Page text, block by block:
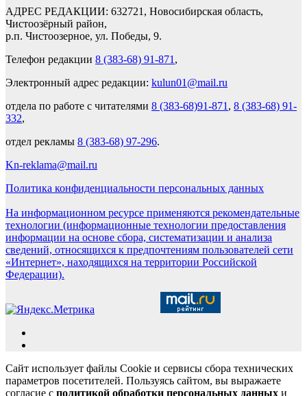
АДРЕС РЕДАКЦИИ: 632721, Новосибирская область,
Чистоозёрный район,
р.п. Чистоозерное, ул. Победы, 9.
Телефон редакции 8 (383-68) 91-871 ,
Электронный адрес редакции: kulun01@mail.ru
отдела по работе с читателями 8 (383-68)91-871 , 8 (383-68) 91-
332,
отдел рекламы 8 (383-68) 97-296.
Kn-reklama@mail.ru
Политика конфиденциальности персональных данных
На информационном ресурсе применяются рекомендательные
технологии (информационные технологии предоставления
информации на основе сбора, систематизации и анализа
сведений, относящихся к предпочтениям пользователей сети
«Интернет», находящихся на территории Российской
Федерации).
Сайт использует файлы Cookie и сервисы сбора технических
параметров посетителей. Пользуясь сайтом, вы выражаете
согласие с политикой обработки персональных данных и